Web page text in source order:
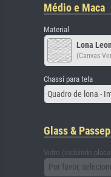
Médio e Maca
Material
Lona
(Canvas
Chassi para tela
Quadro de lona -
Glass &
Vidro (incluindo
Por favor,